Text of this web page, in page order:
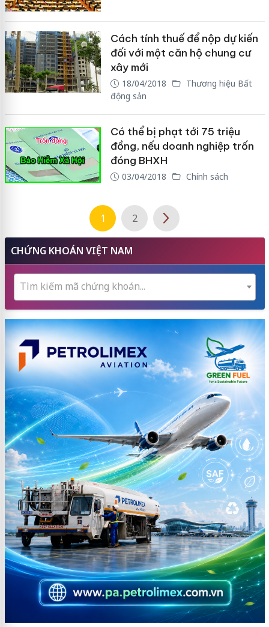
Cách tính thuế để nộp dự kiến
đối với một căn hộ chung cư
xây mới
18/04/2018
Thương hiệu Bất
động sản
Có thể bị phạt tới 75 triệu
đồng, nếu doanh nghiệp trốn
đóng BHXH
03/04/2018 Chính sách
1 2
CHỨNG KHOÁN VIỆT NAM
Tìm kiếm mã chứng khoán...